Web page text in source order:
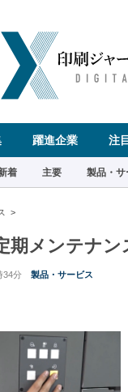
躍進企業 注
着 主要 製品・サ
期メンテナ
34分 製品・サービス